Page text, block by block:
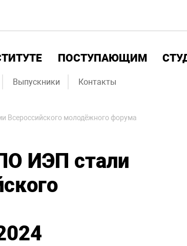
ПОСТУПАЮЩИМ
Выпускники Контакты
Всероссийского молодёжного форума
ИЭП стали